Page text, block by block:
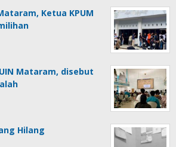
Ketua KPUM
Mataram, disebut
Hilang